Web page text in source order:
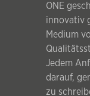
ONE
innovativ
Medium
Jedem
darauf,
zu